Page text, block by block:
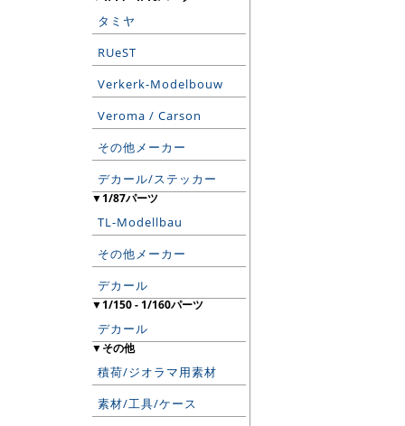
タミヤ
RUeST
Verkerk-Modelbouw
Veroma / Carson
その他メーカー
デカール/ステッカー
▼1/87パーツ
TL-Modellbau
その他メーカー
デカール
▼1/150 - 1/160パーツ
デカール
▼その他
積荷/ジオラマ用素材
素材/工具/ケース